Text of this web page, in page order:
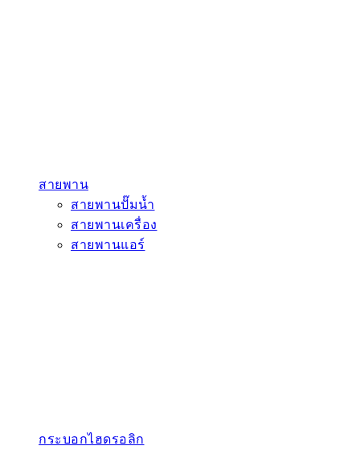
สายพาน
สายพานปั๊มน้ำ
สายพานเครื่อง
สายพานแอร์
กระบอกไฮดรอลิก